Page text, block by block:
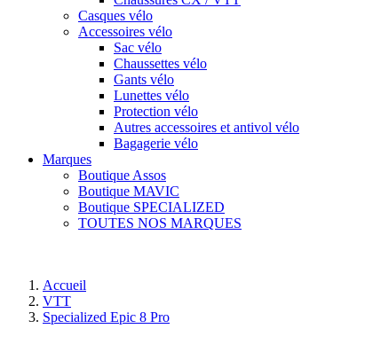
Casques vélo
Accessoires vélo
Sac vélo
Chaussettes vélo
Gants vélo
Lunettes vélo
Protection vélo
Autres accessoires et antivol vélo
Bagagerie vélo
Marques
Boutique Assos
Boutique MAVIC
Boutique SPECIALIZED
TOUTES NOS MARQUES
Accueil
VTT
Specialized Epic 8 Pro